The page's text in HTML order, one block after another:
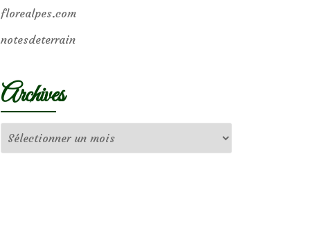
florealpes.com
notesdeterrain
Archives
Archives